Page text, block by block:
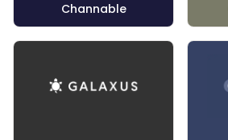
Channable